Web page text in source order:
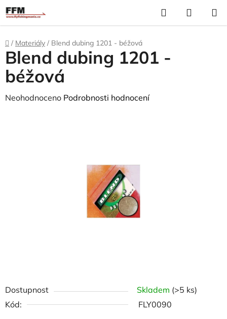
Přejít
na
obsah
Hledat
Domů
/ Materiály / Blend dubing 1201 - béžová
Dostupnost Skladem (>5 ks)
Kód:
FLY0090
Blend dubing 1201 -
béžová
Průměrné
Neohodnoceno Podrobnosti hodnocení